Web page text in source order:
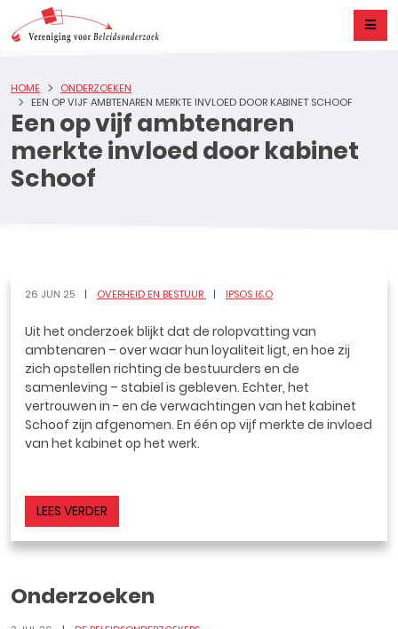
Een op vijf ambtenaren
merkte invloed door kabinet
Schoof
HOME
ONDERZOEKEN
EEN OP VIJF AMBTENAREN MERKTE INVLOED DOOR KABINET SCHOOF
26 JUN 25 OVERHEID EN BESTUUR IPSOS I&O
Uit het onderzoek blijkt dat de rolopvatting van
ambtenaren – over waar hun loyaliteit ligt, en hoe zij
zich opstellen richting de bestuurders en de
samenleving – stabiel is gebleven. Echter, het
vertrouwen in - en de verwachtingen van het kabinet
Schoof zijn afgenomen. En één op vijf merkte de invloed
van het kabinet op het werk.
LEES VERDER
Onderzoeken